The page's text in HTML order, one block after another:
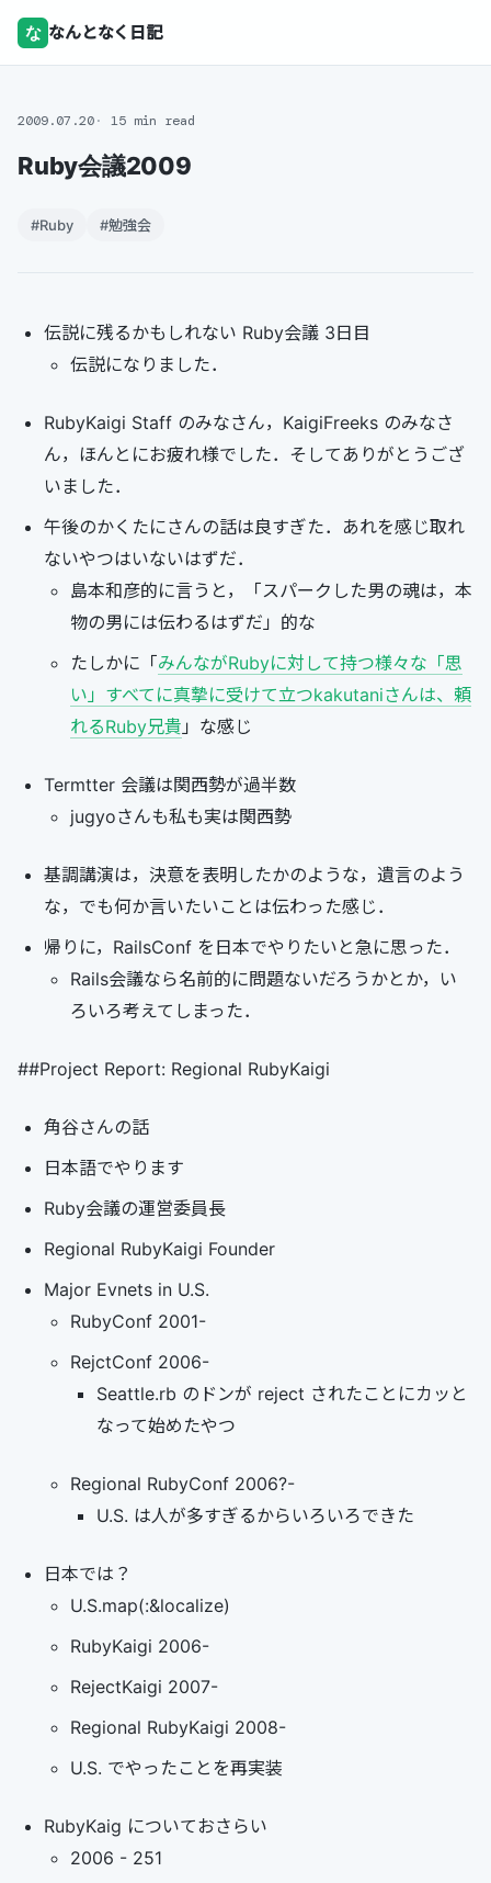
な なんとなく日記
2009.07.20 15 min read
Ruby会議2009
#Ruby #勉強会
伝説に残るかもしれない Ruby会議 3日目
伝説になりました．
RubyKaigi Staff のみなさん，KaigiFreeks のみなさ
ん，ほんとにお疲れ様でした．そしてありがとうござ
いました．
午後のかくたにさんの話は良すぎた．あれを感じ取れ
ないやつはいないはずだ．
島本和彦的に言うと，「スパークした男の魂は，本
物の男には伝わるはずだ」的な
たしかに「みんながRubyに対して持つ様々な「思
い」すべてに真摯に受けて立つkakutaniさんは、頼
れるRuby兄貴」な感じ
Termtter 会議は関西勢が過半数
jugyoさんも私も実は関西勢
基調講演は，決意を表明したかのような，遺言のよう
な，でも何か言いたいことは伝わった感じ．
帰りに，RailsConf を日本でやりたいと急に思った．
Rails会議なら名前的に問題ないだろうかとか，い
ろいろ考えてしまった．
##Project Report: Regional RubyKaigi
角谷さんの話
日本語でやります
Ruby会議の運営委員長
Regional RubyKaigi Founder
Major Evnets in U.S.
RubyConf 2001-
RejctConf 2006-
Seattle.rb のドンが reject されたことにカッと
なって始めたやつ
Regional RubyConf 2006?-
U.S. は人が多すぎるからいろいろできた
日本では？
U.S.map(:&localize)
RubyKaigi 2006-
RejectKaigi 2007-
Regional RubyKaigi 2008-
U.S. でやったことを再実装
RubyKaig についておさらい
2006 - 251